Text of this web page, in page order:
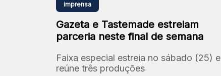
imprensa
Gazeta e Tastemade estreiam
parceria neste final de semana
Faixa especial estreia no sábado (25) e
reúne três produções